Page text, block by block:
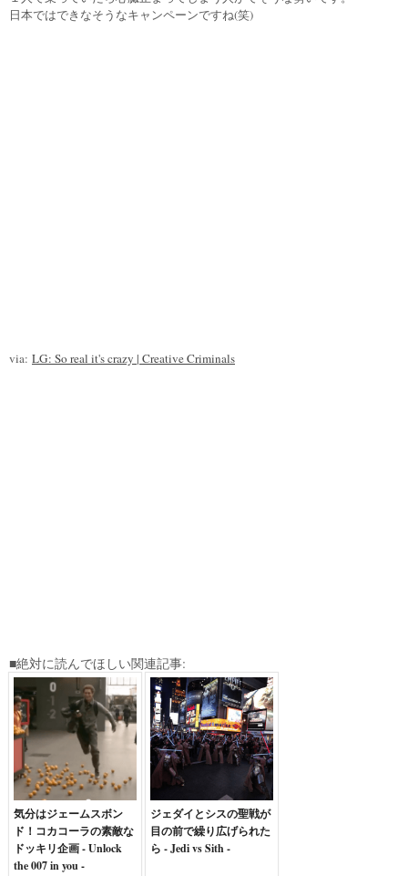
日本ではできなそうなキャンペーンですね(笑)
via: LG: So real it's crazy | Creative Criminals
■絶対に読んでほしい関連記事:
気分はジェームスボン
ド！コカコーラの素敵な
ドッキリ企画 - Unlock
the 007 in you -
ジェダイとシスの聖戦が
目の前で繰り広げられた
ら - Jedi vs Sith -